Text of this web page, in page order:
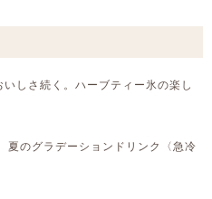
しさ続く。ハーブティー氷の楽し
夏のグラデーションドリンク〈急冷